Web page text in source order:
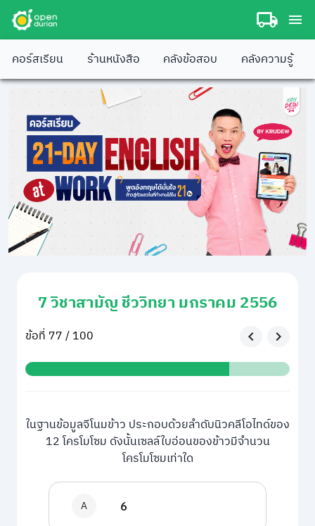
คอร์สเรียน ร้านหนังสือ คลังข้อสอบ คลังความรู้
7 วิชาสามัญ ชีววิทยา มกราคม 2556
ข้อที่ 77 / 100
ในฐานข้อมูลจีโนมข้าว ประกอบด้วยลำดับนิวคลีโอไทด์ของ
12 โครโมโซม ดังนั้นเซลล์ใบอ่อนของข้าวมีจำนวน
โครโมโซมเท่าใด
A 6